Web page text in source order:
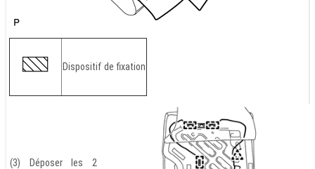
Dispositif de fixation
(3) Déposer les 2